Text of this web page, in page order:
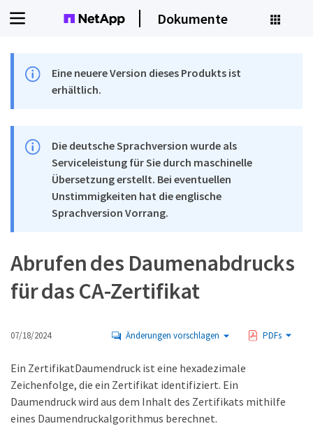
Dokumente
Eine neuere Version dieses Produkts ist
erhältlich.
Die deutsche Sprachversion wurde als
Serviceleistung für Sie durch maschinelle
Übersetzung erstellt. Bei eventuellen
Unstimmigkeiten hat die englische
Sprachversion Vorrang.
Abrufen des Daumenabdrucks
für das CA-Zertifikat
07/18/2024 Änderungen vorschlagen PDFs
Ein ZertifikatDaumendruck ist eine hexadezimale
Zeichenfolge, die ein Zertifikat identifiziert. Ein
Daumendruck wird aus dem Inhalt des Zertifikats mithilfe
eines Daumendruckalgorithmus berechnet.